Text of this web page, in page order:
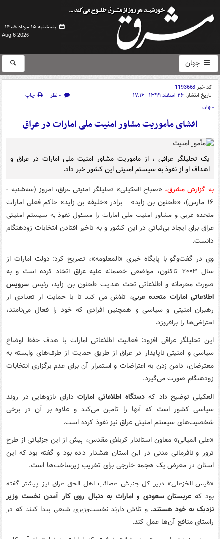
پنجشنبه ۱۵ مرداد ۱۴۰۵ -
Aug 6 2026
جهان
کد خبر1193663
تاریخ انتشار: ۲۶ اسفند ۱۳۹۹ - ۱۷:۱۶ ۰ نظر
چاپ
جهان
افشای مأموریت مشاور امنیت ملی امارات در عراق
یک تحلیلگر عراقی ، از ماموریت مشاور امنیت ملی امارات در عراق و
اهداف او از نفوذ به سیستم امنیتی این کشور خبر داد.
به گزارش مشرق، «صباح العکیلی» تحلیلگر امنیتی عراق، امروز (سه‌شنبه -
۱۶ مارس)، «طحنون بن زاید» برادر «خلیفه بن زاید» حاکم فعلی امارات
متحده عربی و مشاور امنیت ملی امارات را مسئول نفوذ به سیستم امنیتی
عراق برای ایجاد بی‌ثباتی در این کشور و به تاخیر افتادن انتخابات زودهنگام
دانست.
وی در گفت‌وگو با پایگاه خبری «المعلومه»، تصریح کرد: دولت امارات از
سال ۲۰۰۳ تاکنون، مواضعی خصمانه علیه عراق اتخاذ کرده است و به
صورت محرمانه و اطلاعاتی تحت هدایت طحنون بن زاید، رئیس سرویس
اطلاعاتی امارات متحده عربی، تلاش می کند تا با حمایت از تعدادی از
رهبران امنیتی و سیاسی و همچنین افرادی که خود را فعال می‌نامند،
اعتراض‌ها را برافروزد.
این تحلیلگر عراقی افزود: فعالیت اطلاعاتی امارات با هدف حفظ اوضاع
سیاسی و امنیتی ناپایدار در عراق از طریق حمایت از طرف‌های وابسته به
معترضان، دامن زدن به اعتراضات و استمرار آن برای عدم برگزاری انتخابات
زودهنگام صورت می‌گیرد.
العکیلی توضیح داد کهدستگاه اطلاعاتی اماراتدارای بازوهایی در روند
سیاسی کشور است که آنها را تامین می‌کند و علاوه بر آن در برخی
شخصیت‌های سیستم امنیتی عراق نیز نفوذ کرده است.
«علی المیالی» معاون استاندار کربلای مقدس، پیش از این جزئیاتی از طرح
ترور و نافرمانی مدنی در این استان هشدار داده بود و گفته بود که این
استان در معرض یک هجمه خارجی برای تخریب زیرساخت‌ها است.
«قیس الخزعلی» دبیر کل جنبش عصائب اهل الحق عراق نیز پیشتر گفته
بود که عربستان سعودی و امارات به دنبال روی‌ کار آمدن نخست وزیر
نزدیک به خود هستند. و تلاش دارند نخست‌وزیری شیعی پیدا کنند که در
راستای منافع آن‌ها عمل کند.